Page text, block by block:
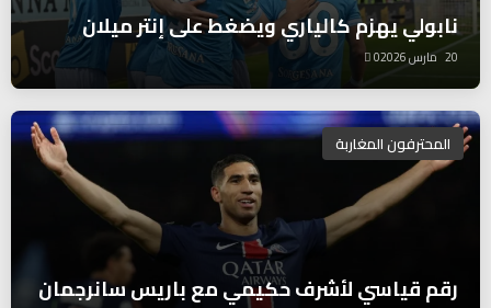
نابولي يهزم كالياري ويضغط على إنتر ميلان
20 مارس 2026 0
المحترفون المغاربة
رقم قياسي لأشرف حكيمي مع باريس سانرجمان